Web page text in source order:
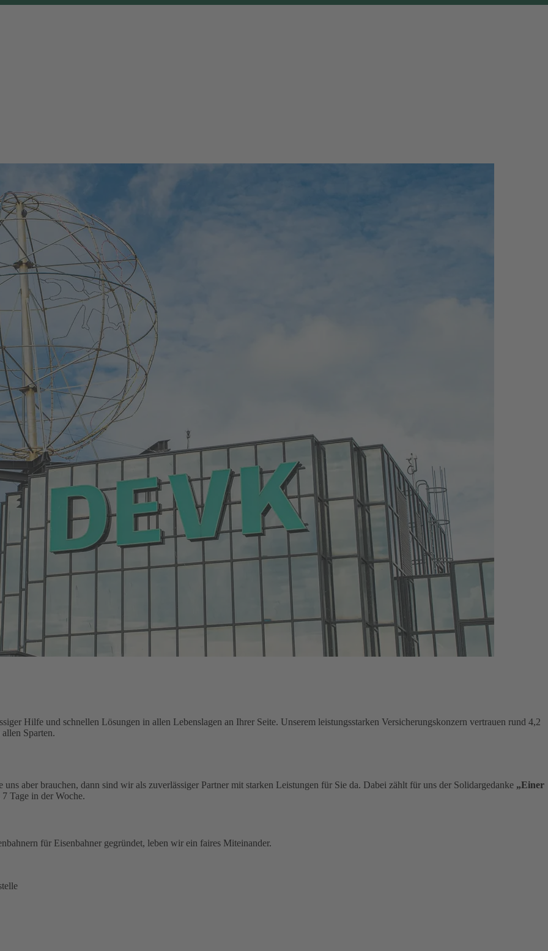
Hilfe und schnellen Lösungen in allen Lebenslagen an Ihrer Seite. Unserem leistungsstarken Versicherungskonzern vertrauen rund 4,2
Sparten.
aber brauchen, dann sind wir als zuverlässiger Partner mit starken Leistungen für Sie da. Dabei zählt für uns der Solidargedanke „Einer
Tage in der Woche.
für Eisenbahner gegründet, leben wir ein faires Miteinander.